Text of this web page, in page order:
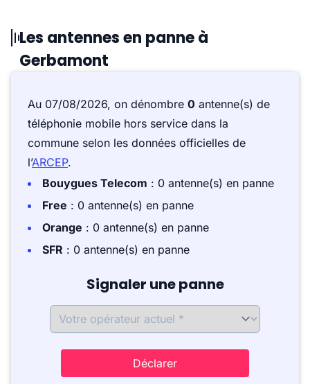
Les antennes en panne à
Gerbamont
Au 07/08/2026, on dénombre 0 antenne(s) de
téléphonie mobile hors service dans la
commune selon les données officielles de
l’ARCEP.
Bouygues Telecom : 0 antenne(s) en panne
Free : 0 antenne(s) en panne
Orange : 0 antenne(s) en panne
SFR : 0 antenne(s) en panne
Signaler une panne
Déclarer